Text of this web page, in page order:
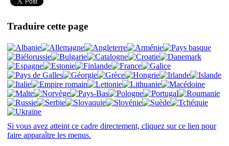
Traduire cette page
Si vous avez atteint ce cadre directement, cliquez sur ce lien pour
faire apparaître les menus.